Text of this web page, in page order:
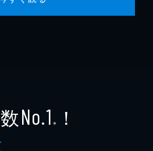
No.1 ※ ！